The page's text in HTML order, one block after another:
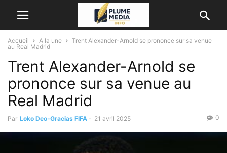
Accueil A la une
Trent Alexander-Arnold se prononce sur sa venue
au Real Madrid
Trent Alexander-Arnold se
prononce sur sa venue au
Real Madrid
Par Loko Deo-Gracias FIFA - 21 avril 2025 0